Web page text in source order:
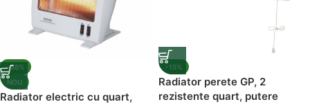
-58%
NOU
Radiator electric cu quart,
-15%
Radiator perete GP, 2
rezistente quart, putere